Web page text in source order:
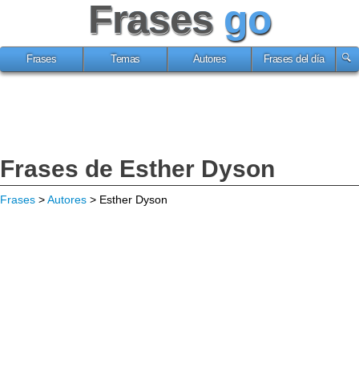
Frases go
Frases Temas Autores Frases del día
Frases de Esther Dyson
Frases >Autores > Esther Dyson